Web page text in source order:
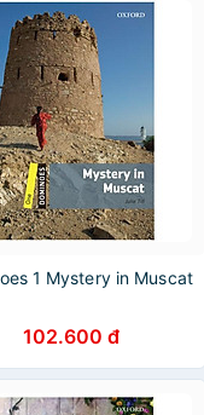
1 Mystery in Muscat
102.600 đ